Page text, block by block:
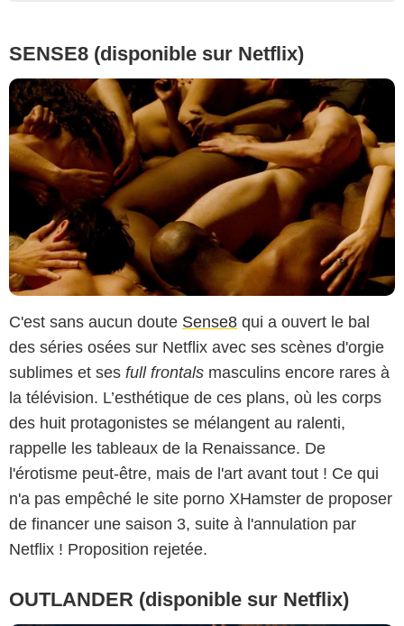
SENSE8 (disponible sur Netflix)
C'est sans aucun doute Sense8 qui a ouvert le bal
des séries osées sur Netflix avec ses scènes d'orgie
sublimes et ses full frontals masculins encore rares à
la télévision. L’esthétique de ces plans, où les corps
des huit protagonistes se mélangent au ralenti,
rappelle les tableaux de la Renaissance. De
l'érotisme peut-être, mais de l'art avant tout ! Ce qui
n'a pas empêché le site porno XHamster de proposer
de financer une saison 3, suite à l'annulation par
Netflix ! Proposition rejetée.
OUTLANDER (disponible sur Netflix)